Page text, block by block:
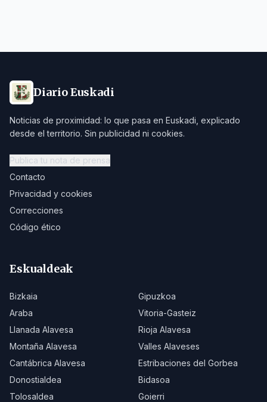
Diario Euskadi
Noticias de proximidad: lo que pasa en Euskadi, explicado
desde el territorio. Sin publicidad ni cookies.
Publica tu nota de prensa
Contacto
Privacidad y cookies
Correcciones
Código ético
Eskualdeak
Bizkaia
Gipuzkoa
Araba
Vitoria-Gasteiz
Llanada Alavesa
Rioja Alavesa
Montaña Alavesa
Valles Alaveses
Cantábrica Alavesa
Estribaciones del Gorbea
Donostialdea
Bidasoa
Tolosaldea
Goierri